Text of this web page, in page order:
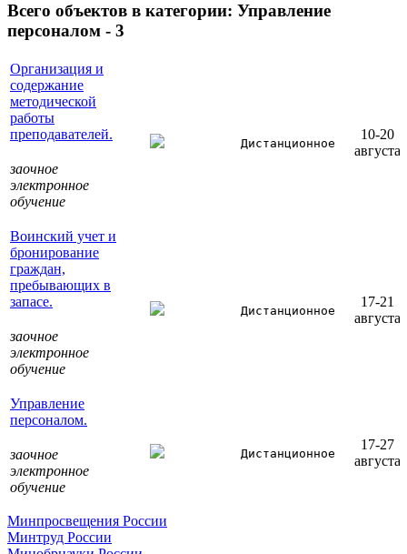
Всего объектов в категории: Управление
персоналом - 3
Организация и
содержание
методической
работы
преподавателей.
заочное
электронное
обучение
Дистанционное
10-20
августа
Воинский учет и
бронирование
граждан,
пребывающих в
запасе.
заочное
электронное
обучение
Дистанционное
17-21
августа
Управление
персоналом.
заочное
электронное
обучение
Дистанционное
17-27
августа
Минпросвещения России
Минтруд России